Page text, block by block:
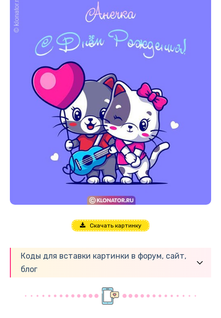
Скачать картинку
Коды для вставки картинки в форум, сайт,
блог